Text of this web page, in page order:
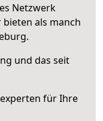
Netzwerk
als manch
und das seit
für Ihre